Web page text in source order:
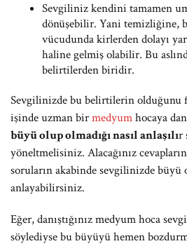
Sevgiliniz kendini tamamen
dönüşebilir. Yani temizliğine,
vücudunda kirlerden dolayı
haline gelmiş olabilir. Bu
belirtilerden biridir.
Sevgilinizde bu belirtilerin olduğunu
işinde uzman birmedyumhocaya
büyü olup olmadığı nasıl anlaşılır
yöneltmelisiniz. Alacağınız
soruların akabinde sevgilinizde büyü
anlayabilirsiniz.
Eğer, danıştığınız medyum hoca
söylediyse bu büyüyü hemen